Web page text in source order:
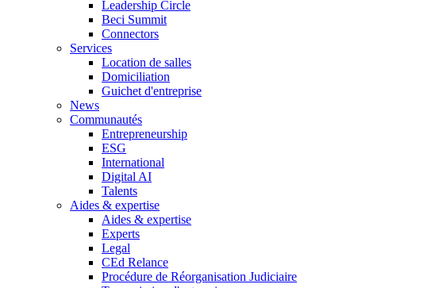
Leadership Circle
Beci Summit
Connectors
Services
Location de salles
Domiciliation
Guichet d'entreprise
News
Communautés
Entrepreneurship
ESG
International
Digital AI
Talents
Aides & expertise
Aides & expertise
Experts
Legal
CEd Relance
Procédure de Réorganisation Judiciaire